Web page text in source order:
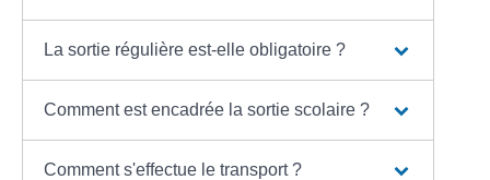
La sortie régulière est-elle obligatoire ?
Comment est encadrée la sortie scolaire ?
Comment s'effectue le transport ?